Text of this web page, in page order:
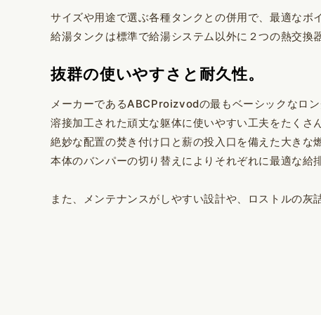
サイズや用途で選ぶ各種タンクとの併用で、最適なボ
給湯タンクは標準で給湯システム以外に２つの熱交換
抜群の使いやすさと耐久性。
メーカーであるABCProizvodの最もベーシックなロ
溶接加工された頑丈な躯体に使いやすい工夫をたくさ
絶妙な配置の焚き付け口と薪の投入口を備えた大きな
本体のバンパーの切り替えによりそれぞれに最適な給
また、メンテナンスがしやすい設計や、ロストルの灰